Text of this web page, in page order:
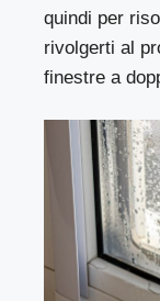
quindi per
rivolgerti al
finestre a